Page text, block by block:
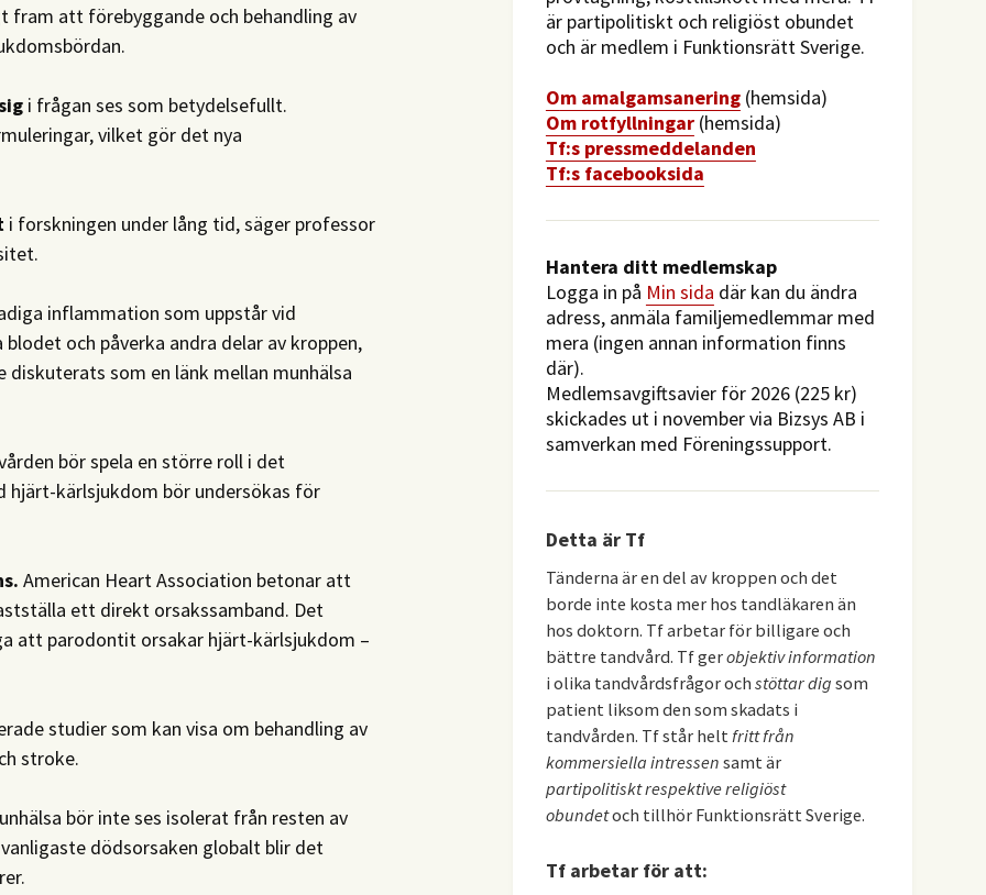
att förebyggande och behandling av
i frågan ses som betydelsefullt.
vilket gör det nya
i forskningen under lång tid, säger professor
inflammation som uppstår vid
och påverka andra delar av kroppen,
diskuterats som en länk mellan munhälsa
bör spela en större roll i det
hjärt-kärlsjukdom bör undersökas för
American Heart Association betonar att
ett direkt orsakssamband. Det
att parodontit orsakar hjärt-kärlsjukdom –
studier som kan visa om behandling av
stroke.
bör inte ses isolerat från resten av
dödsorsaken globalt blir det
är partipolitiskt och religiöst obundet
och är medlem i Funktionsrätt Sverige.
Om amalgamsanering (hemsida)
Om rotfyllningar (hemsida)
​Tf:s pressmeddelanden
Tf:s facebooksida
Hantera ditt medlemskap
Logga in på Min sida där kan du ändra
adress, anmäla familjemedlemmar med
mera (ingen annan information finns
där).
Medlemsavgiftsavier för 2026 (225 kr)
skickades ut i november via Bizsys AB i
samverkan med Föreningssupport.
Detta är Tf
Tänderna är en del av kroppen och det
borde inte kosta mer hos tandläkaren än
hos doktorn. Tf arbetar för billigare och
bättre tandvård. Tf gerobjektiv information
i olika tandvårdsfrågor och stöttar dig som
patient liksom den som skadats i
tandvården. Tf står helt fritt från
kommersiella intressen samt är
partipolitiskt respektive religiöst
obundetoch tillhör Funktionsrätt Sverige.
Tf arbetar för att: